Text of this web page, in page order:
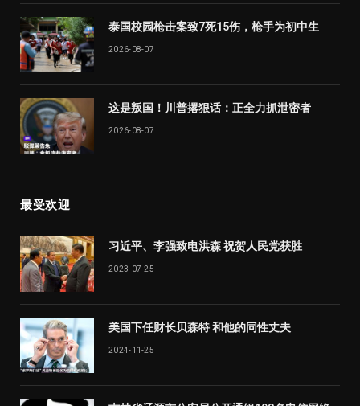
泰国校园枪击案致7死15伤，枪手为初中生
2026-08-07
这是叛国！川普撂狠话：正全力抓泄密者
2026-08-07
最受欢迎
习近平、李强致电洪森 祝贺人民党获胜
2023-07-25
美国下任财长贝森特 和他的同性丈夫
2024-11-25